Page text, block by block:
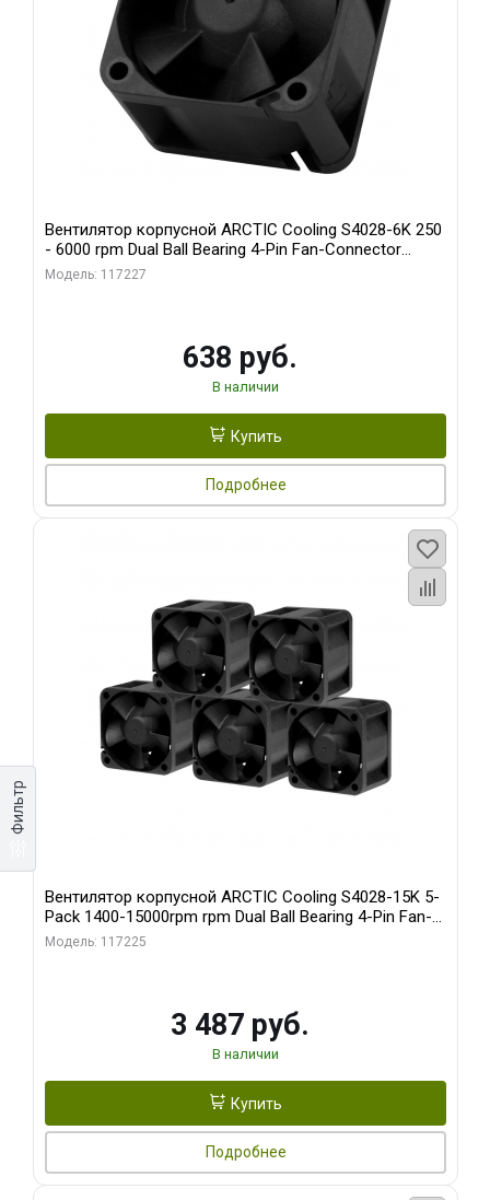
Фильтр
Вентилятор корпусной ARCTIC Cooling S4028-6K 250
- 6000 rpm Dual Ball Bearing 4-Pin Fan-Connector
(ACFAN00185A)
Модель: 117227
638 руб.
В наличии
Купить
Подробнее
Вентилятор корпусной ARCTIC Cooling S4028-15K 5-
Pack 1400-15000rpm rpm Dual Ball Bearing 4-Pin Fan-
Connector (ACFAN00274A)
Модель: 117225
3 487 руб.
В наличии
Купить
Подробнее